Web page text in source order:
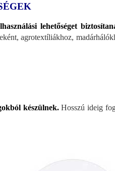
lehetőséget
agrotextíliákhoz,
készülnek. Hosszú ideig